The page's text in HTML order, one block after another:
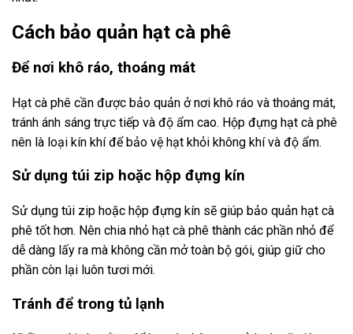
Cách bảo quản hạt cà phê
Để nơi khô ráo, thoáng mát
Hạt cà phê cần được bảo quản ở nơi khô ráo và thoáng mát,
tránh ánh sáng trực tiếp và độ ẩm cao. Hộp đựng hạt cà phê
nên là loại kín khí để bảo vệ hạt khỏi không khí và độ ẩm.
Sử dụng túi zip hoặc hộp đựng kín
Sử dụng túi zip hoặc hộp đựng kín sẽ giúp bảo quản hạt cà
phê tốt hơn. Nên chia nhỏ hạt cà phê thành các phần nhỏ để
dễ dàng lấy ra mà không cần mở toàn bộ gói, giúp giữ cho
phần còn lại luôn tươi mới.
Tránh để trong tủ lạnh